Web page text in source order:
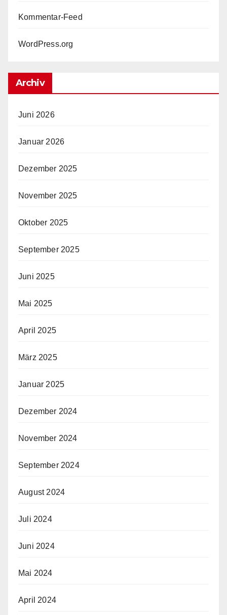
Kommentar-Feed
WordPress.org
Archiv
Juni 2026
Januar 2026
Dezember 2025
November 2025
Oktober 2025
September 2025
Juni 2025
Mai 2025
April 2025
März 2025
Januar 2025
Dezember 2024
November 2024
September 2024
August 2024
Juli 2024
Juni 2024
Mai 2024
April 2024